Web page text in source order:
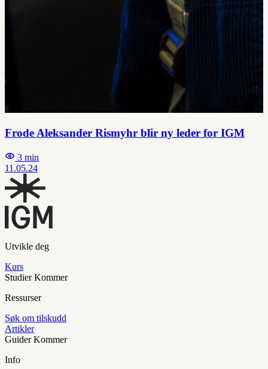
Frode Aleksander Rismyhr blir ny leder for IGM
3 min
11.05.24
Utvikle deg
Kurs
StudierKommer
Ressurser
Søk om tilskudd
Artikler
GuiderKommer
Info